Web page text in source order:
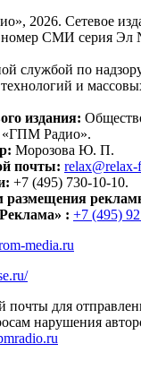
2026. Сетевое
номер СМИ серия
службой по
и
издания:
«ГПМ Радио».
Морозова Ю. П.
почты: relax@relax-
+7 (495) 730-10-10.
размещения
: +7 (495)
media.ru
почты для
нарушения